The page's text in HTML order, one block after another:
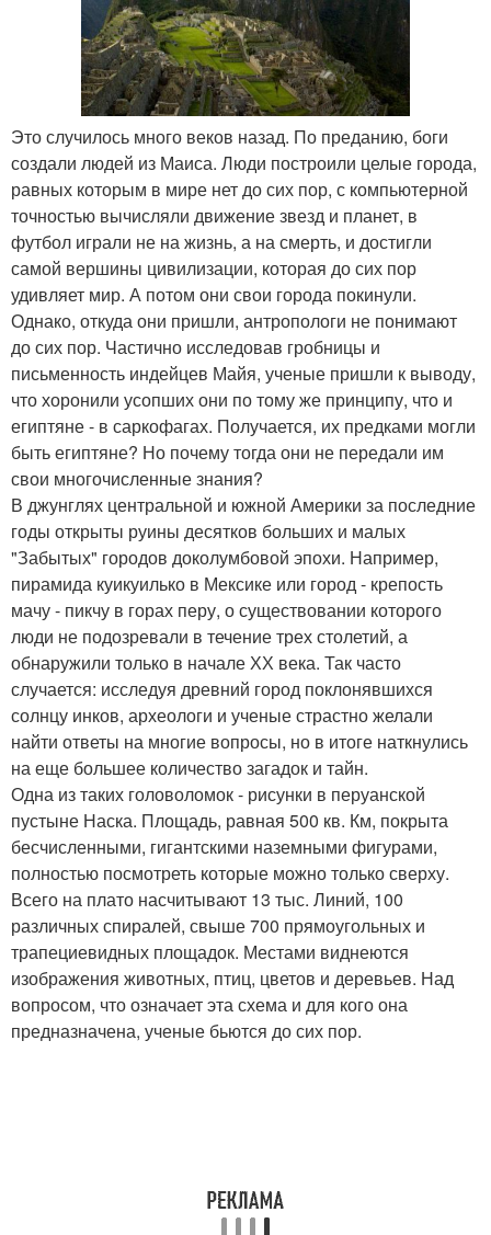
Это случилось много веков назад. По преданию, боги
создали людей из Маиса. Люди построили целые города,
равных которым в мире нет до сих пор, с компьютерной
точностью вычисляли движение звезд и планет, в
футбол играли не на жизнь, а на смерть, и достигли
самой вершины цивилизации, которая до сих пор
удивляет мир. А потом они свои города покинули.
Однако, откуда они пришли, антропологи не понимают
до сих пор. Частично исследовав гробницы и
письменность индейцев Майя, ученые пришли к выводу,
что хоронили усопших они по тому же принципу, что и
египтяне - в саркофагах. Получается, их предками могли
быть египтяне? Но почему тогда они не передали им
свои многочисленные знания?
В джунглях центральной и южной Америки за последние
годы открыты руины десятков больших и малых
"Забытых" городов доколумбовой эпохи. Например,
пирамида куикуилько в Мексике или город - крепость
мачу - пикчу в горах перу, о существовании которого
люди не подозревали в течение трех столетий, а
обнаружили только в начале ХХ века. Так часто
случается: исследуя древний город поклонявшихся
солнцу инков, археологи и ученые страстно желали
найти ответы на многие вопросы, но в итоге наткнулись
на еще большее количество загадок и тайн.
Одна из таких головоломок - рисунки в перуанской
пустыне Наска. Площадь, равная 500 кв. Км, покрыта
бесчисленными, гигантскими наземными фигурами,
полностью посмотреть которые можно только сверху.
Всего на плато насчитывают 13 тыс. Линий, 100
различных спиралей, свыше 700 прямоугольных и
трапециевидных площадок. Местами виднеются
изображения животных, птиц, цветов и деревьев. Над
вопросом, что означает эта схема и для кого она
предназначена, ученые бьются до сих пор.